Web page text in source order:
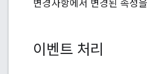
변경사항에서 변경된 속성을
이벤트 처리